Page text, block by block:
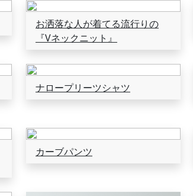
お洒落な人が着てる流行りの
『Vネックニット』
ナロープリーツシャツ
カーブパンツ